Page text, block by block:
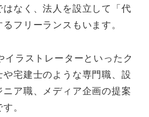
なく、法人を設立して「代
フリーランスもいます。
イラストレーターといったク
宅建士のような専門職、設
ア職、メディア企画の提案
。